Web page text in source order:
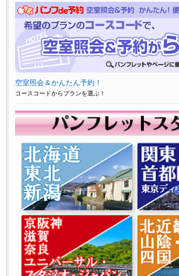
空室照会＆かんたん予約！
コースコードからプランを選ぶ！